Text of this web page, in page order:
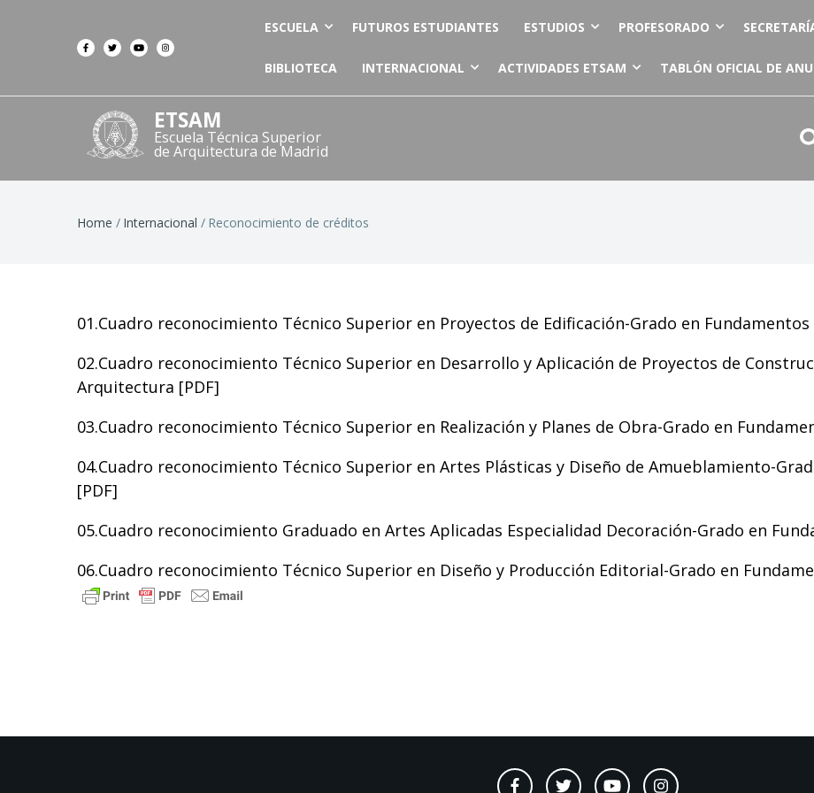
ESCUELA FUTUROS ESTUDIANTES ESTUDIOS PROFESORADO
BIBLIOTECA INTERNACIONAL ACTIVIDADES ETSAM TABLÓN OFICIAL DE
ETSAM
Escuela Técnica Superior
de Arquitectura de Madrid
Breadcrumb
Home Internacional Reconocimiento de créditos
01.Cuadro reconocimiento Técnico Superior en Proyectos de Edificación-Grado en
02.Cuadro reconocimiento Técnico Superior en Desarrollo y Aplicación de Proyectos de
Arquitectura [PDF]
03.Cuadro reconocimiento Técnico Superior en Realización y Planes de Obra-Grado en
04.Cuadro reconocimiento Técnico Superior en Artes Plásticas y Diseño de Amueblamiento-
[PDF]
05.Cuadro reconocimiento Graduado en Artes Aplicadas Especialidad Decoración-Grado en
06.Cuadro reconocimiento Técnico Superior en Diseño y Producción Editorial-Grado en